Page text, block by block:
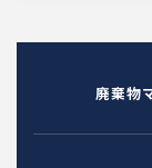
廃棄物